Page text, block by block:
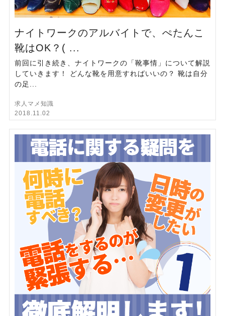
ナイトワークのアルバイトで、ぺたんこ
靴はOK？( ...
前回に引き続き、ナイトワークの「靴事情」について解説
していきます！ どんな靴を用意すればいいの？ 靴は自分
の足...
求人マメ知識
2018.11.02